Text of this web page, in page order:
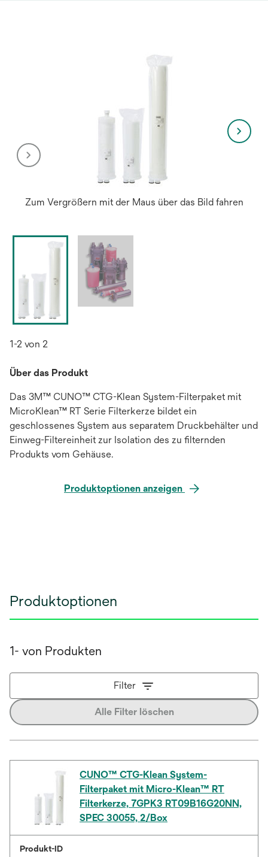
Zum Vergrößern mit der Maus über das Bild fahren
1-2 von 2
Über das Produkt
Das 3M™ CUNO™ CTG-Klean System-Filterpaket mit
MicroKlean™ RT Serie Filterkerze bildet ein
geschlossenes System aus separatem Druckbehälter und
Einweg-Filtereinheit zur Isolation des zu filternden
Produkts vom Gehäuse.
Produktoptionen anzeigen
Produktoptionen
1- von Produkten
Filter
Alle Filter löschen
CUNO™ CTG-Klean System-
Filterpaket mit Micro-Klean™ RT
Filterkerze, 7GPK3 RT09B16G20NN,
SPEC 30055, 2/Box
Produkt-ID